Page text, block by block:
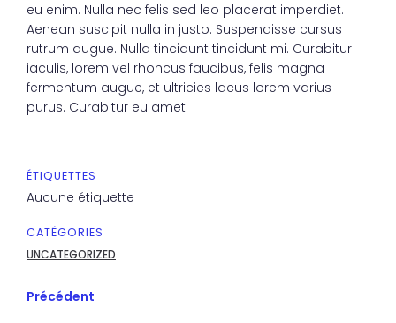
eu enim. Nulla nec felis sed leo placerat imperdiet.
Aenean suscipit nulla in justo. Suspendisse cursus
rutrum augue. Nulla tincidunt tincidunt mi. Curabitur
iaculis, lorem vel rhoncus faucibus, felis magna
fermentum augue, et ultricies lacus lorem varius
purus. Curabitur eu amet.
ÉTIQUETTES
Aucune étiquette
CATÉGORIES
UNCATEGORIZED
Précédent